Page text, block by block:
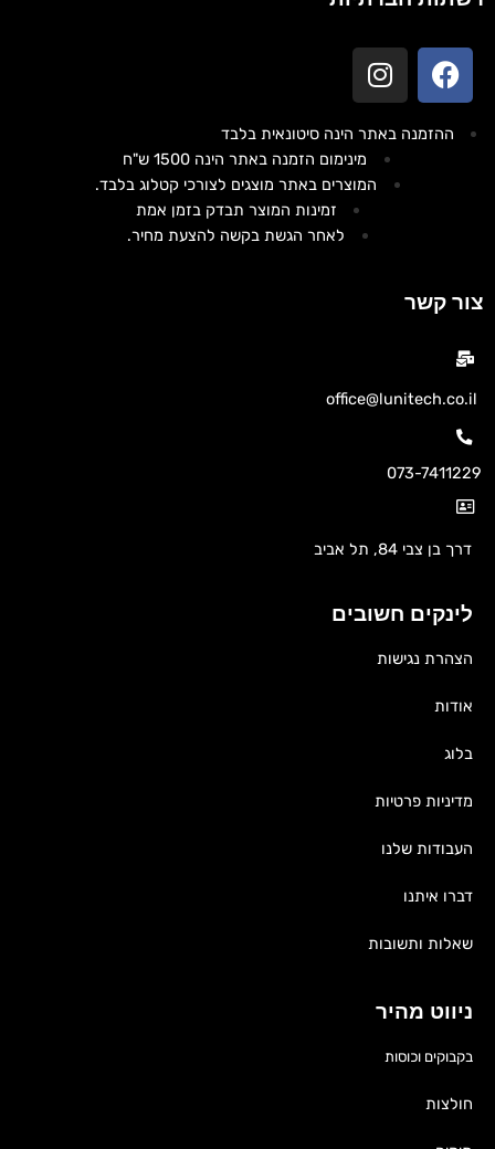
ניווט מהיר
בקבוקים וכוסות
חולצות
לינקים חשובים
הצהרת נגישות
אודות
בלוג
מדיניות פרטיות
העבודות שלנו
דברו איתנו
שאלות ותשובות
צור קשר
office@lunitech.co.il
073-7411229
דרך בן צבי 84, תל אביב
ההזמנה באתר הינה סיטונאית בלבד
מינימום הזמנה באתר הינה 1500 ש"ח
המוצרים באתר מוצגים לצורכי קטלוג בלבד.
זמינות המוצר תבדק בזמן אמת
לאחר הגשת בקשה להצעת מחיר.